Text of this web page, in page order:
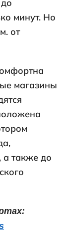
минут. Но
от
магазины
а также до